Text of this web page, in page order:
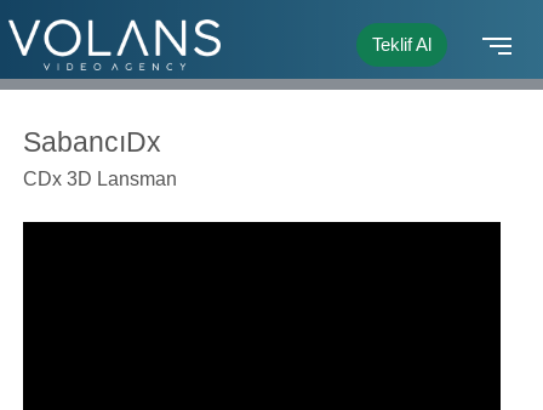
Teklif Al
SabancıDx
CDx 3D Lansman